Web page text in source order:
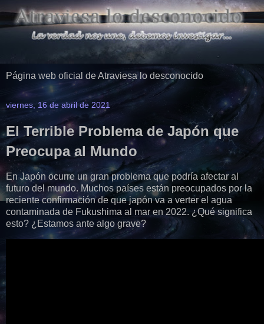
Página web oficial de Atraviesa lo desconocido
viernes, 16 de abril de 2021
El Terrible Problema de Japón que
Preocupa al Mundo
En Japón ocurre un gran problema que podría afectar al
futuro del mundo. Muchos países están preocupados por la
reciente confirmación de que japón va a verter el agua
contaminada de Fukushima al mar en 2022. ¿Qué significa
esto? ¿Estamos ante algo grave?